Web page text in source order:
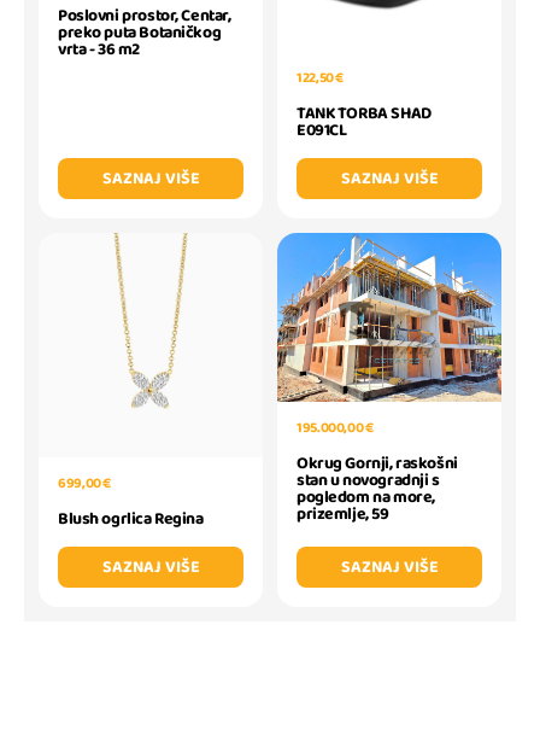
Poslovni prostor, Centar,
preko puta Botaničkog
vrta - 36 m2
SAZNAJ VIŠE
122,50 €
TANK TORBA SHAD
E091CL
SAZNAJ VIŠE
699,00 €
Blush ogrlica Regina
SAZNAJ VIŠE
195.000,00 €
Okrug Gornji, raskošni
stan u novogradnji s
pogledom na more,
prizemlje, 59
SAZNAJ VIŠE